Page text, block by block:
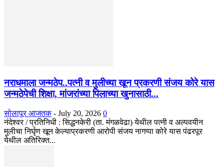
नराधमाला जन्मठेप..पत्नी व मुलीच्या खून प्रकरणी संजय कोरे यास
जन्मठेपेची शिक्षा, मांजरांच्या पिलाच्या खुनासाठी...
सोलापूर आजतक - July 20, 2026 0
नंदेश्वर / प्रतिनिधी : सिद्धनकेरी (ता. मंगळवेढा) येथील पत्नी व अल्पवयीन
मुलीचा निर्घृण खून केल्याप्रकरणी आरोपी संजय नागप्पा कोरे यास पंढरपूर
येथील अतिरिक्त...